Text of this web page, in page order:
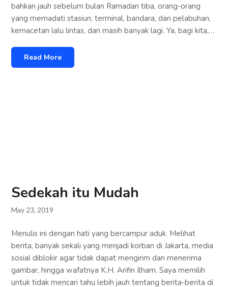
bahkan jauh sebelum bulan Ramadan tiba, orang-orang
yang memadati stasiun, terminal, bandara, dan pelabuhan,
kemacetan lalu lintas, dan masih banyak lagi. Ya, bagi kita,…
Read More
Sedekah itu Mudah
May 23, 2019
Menulis ini dengan hati yang bercampur aduk. Melihat
berita, banyak sekali yang menjadi korban di Jakarta, media
sosial diblokir agar tidak dapat mengirim dan menerima
gambar, hingga wafatnya K.H. Arifin Ilham. Saya memilih
untuk tidak mencari tahu lebih jauh tentang berita-berita di